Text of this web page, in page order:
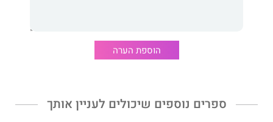
הוספת הערה
ספרים נוספים שיכולים לעניין אותך